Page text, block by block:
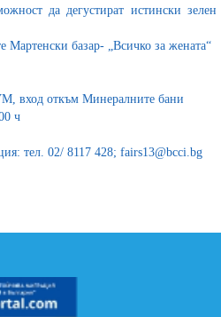
да дегустират истински
Мартенски базар- „Всичко за жената“
вход откъм Минералните бани
ч
тел. 02/ 8117 428; fairs13@bcci.bg